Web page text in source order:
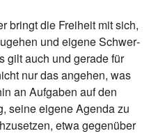
bringt die Frei­heit mit sich,
und ei­ge­ne Schwer­
gilt auch und ge­ra­de für
nur das an­ge­hen, was
an Auf­ga­ben auf den
sei­ne ei­ge­ne Agen­da zu
etwa ge­gen­über